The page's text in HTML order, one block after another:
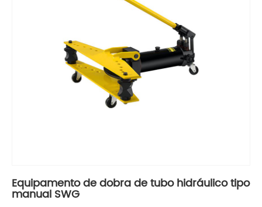
Equipamento de dobra de tubo hidráulico tipo
manual SWG